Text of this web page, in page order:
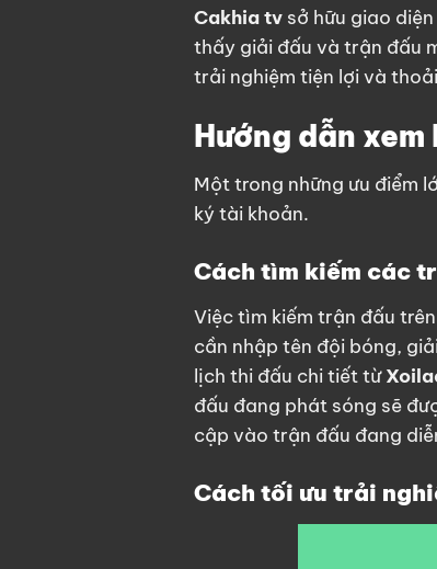
Cakhia tv sở hữu giao
thấy giải đấu và trận đấu
trải nghiệm tiện lợi và
Hướng dẫn
Một trong những ưu điểm
ký tài khoản.
Cách tìm kiếm các
Việc tìm kiếm trận đấu
cần nhập tên đội bóng,
lịch thi đấu chi tiết từ
đấu đang phát sóng sẽ
cập vào trận đấu đang
Cách tối ưu trải